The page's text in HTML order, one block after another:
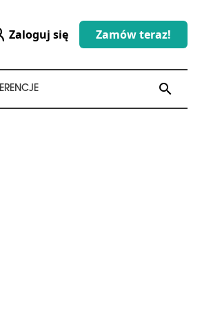
Zaloguj się Zamów teraz!
search